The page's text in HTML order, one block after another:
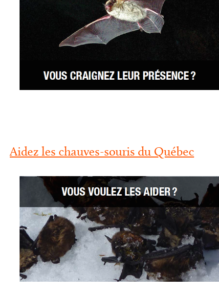
Aidez les chauves-souris du Québec